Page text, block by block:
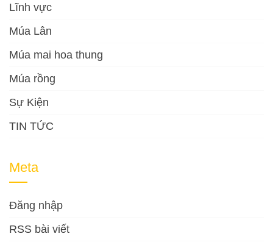
Lĩnh vực
Múa Lân
Múa mai hoa thung
Múa rồng
Sự Kiện
TIN TỨC
Meta
Đăng nhập
RSS bài viết